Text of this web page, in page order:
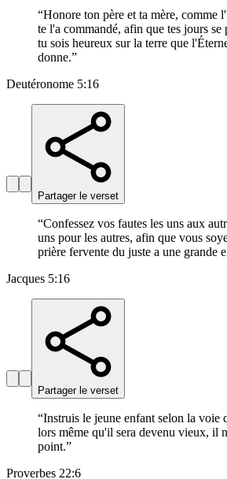
“Honore ton père et ta mère, comme
te l'a commandé, afin que tes jours se
tu sois heureux sur la terre que
donne.”
Deutéronome 5:16
Partager le verset
“Confessez vos fautes les uns aux
uns pour les autres, afin que vous
prière fervente du juste a une grande
Jacques 5:16
Partager le verset
“Instruis le jeune enfant selon la voie
lors même qu'il sera devenu vieux, il
point.”
Proverbes 22:6